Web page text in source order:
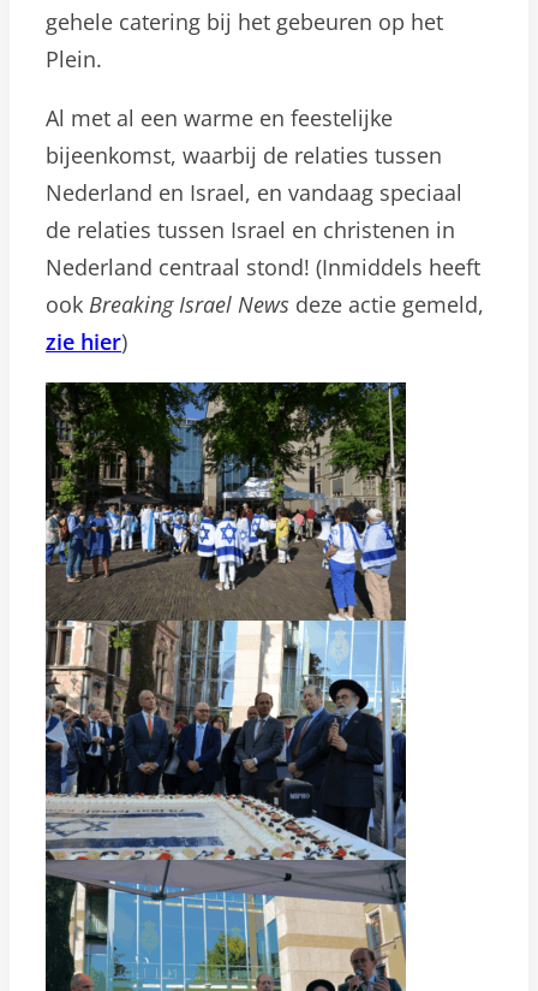
gehele catering bij het gebeuren op het
Plein.
Al met al een warme en feestelijke
bijeenkomst, waarbij de relaties tussen
Nederland en Israel, en vandaag speciaal
de relaties tussen Israel en christenen in
Nederland centraal stond! (Inmiddels heeft
ook Breaking Israel News deze actie gemeld,
zie hier)